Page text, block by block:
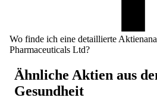
Wo finde ich eine detaillierte
Pharmaceuticals Ltd?
Ähnliche Aktien aus
Gesundheit